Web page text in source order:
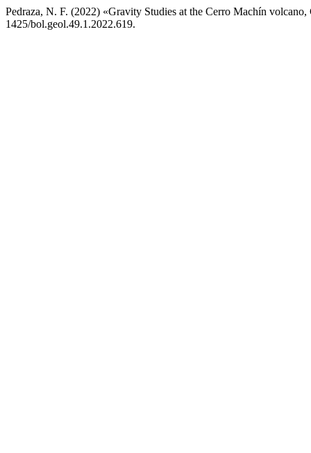
Pedraza, N. F. (2022) «Gravity Studies at the Cerro Machín
1425/bol.geol.49.1.2022.619.